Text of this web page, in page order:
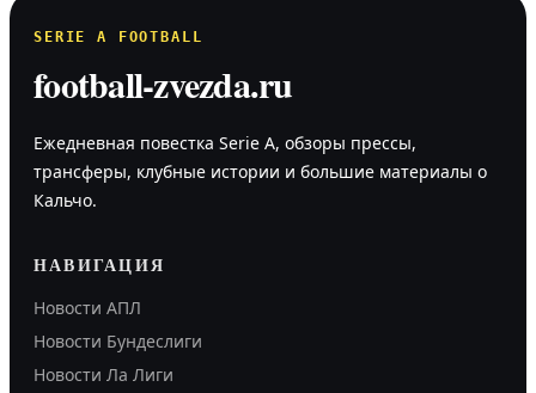
SERIE A FOOTBALL
football-zvezda.ru
Ежедневная повестка Serie A, обзоры прессы,
трансферы, клубные истории и большие материалы о
Кальчо.
НАВИГАЦИЯ
Новости АПЛ
Новости Бундеслиги
Новости Ла Лиги